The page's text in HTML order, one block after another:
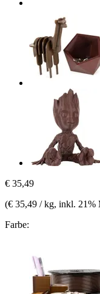
€ 35,49
(€ 35,49 / kg, inkl. 21%
Farbe: